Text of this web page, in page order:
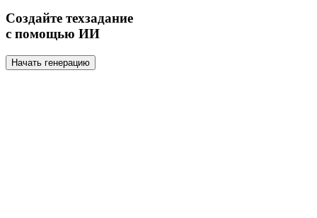
Создайте техзадание
с помощью ИИ
Начать генерацию